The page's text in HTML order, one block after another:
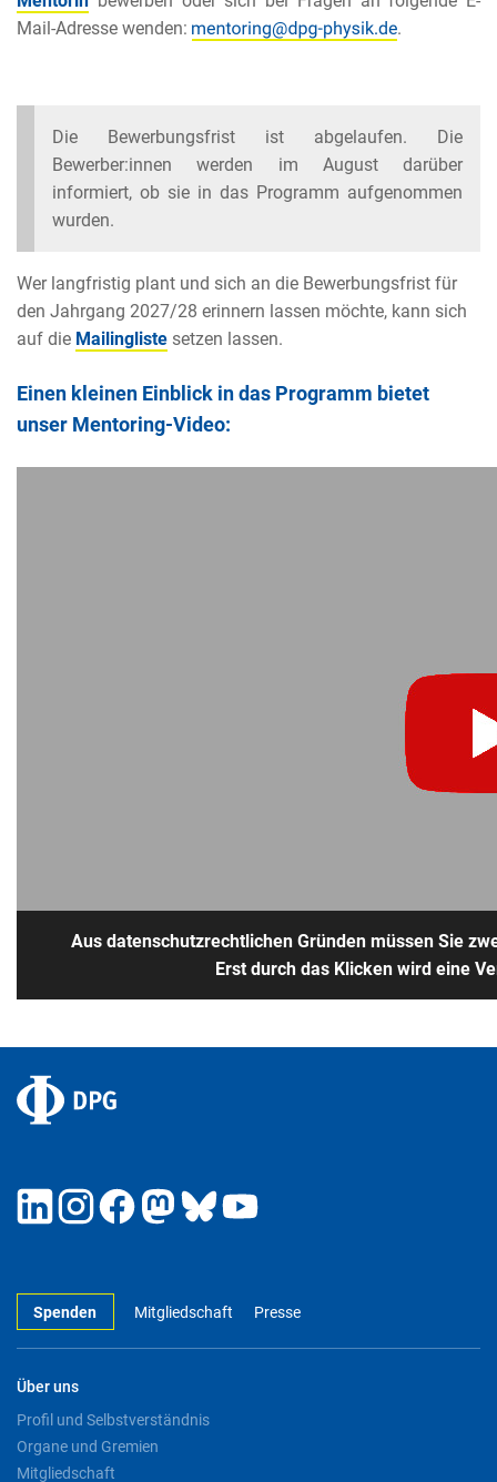
Mail-Adresse wenden:
.
Die Bewerbungsfrist ist abgelaufen. Die
Bewerber:innen werden im August darüber
informiert, ob sie in das Programm aufgenommen
wurden.
Wer langfristig plant und sich an die Bewerbungsfrist für
den Jahrgang 2027/28 erinnern lassen möchte, kann sich
auf die Mailingliste setzen lassen.
Einen kleinen Einblick in das Programm bietet
unser Mentoring-Video:
Aus datenschutzrechtlichen Gründen müssen Sie
Erst durch das Klicken wird eine
Spenden Mitgliedschaft Presse
Über uns
Profil und Selbstverständnis
Organe und Gremien
Mitgliedschaft